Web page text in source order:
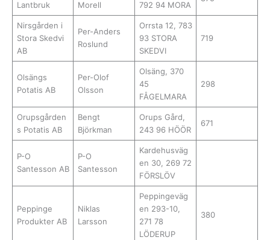
Lantbruk
Morell
792 94 MORA
Nirsgården i
Stora Skedvi
AB
Per-Anders
Roslund
Orrsta 12, 783
93 STORA
SKEDVI
719
Olsängs
Potatis AB
Per-Olof
Olsson
Olsäng, 370
45
FÅGELMARA
298
Orupsgården
s Potatis AB
Bengt
Björkman
Orups Gård,
243 96 HÖÖR
671
P-O
Santesson AB
P-O
Santesson
Kardehusväg
en 30, 269 72
FÖRSLÖV
Peppinge
Produkter AB
Niklas
Larsson
Peppingeväg
en 293-10,
271 78
LÖDERUP
380